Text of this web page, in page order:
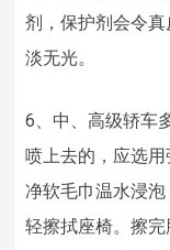
剂，保护剂会令
淡无光。
6、中、高级轿车
喷上去的，应选
净软毛巾温水浸
轻擦拭座椅。擦